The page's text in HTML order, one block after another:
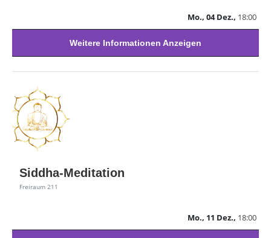
Mo., 04 Dez., 18:00
Weitere Informationen Anzeigen
Siddha-Meditation
Freiraum 211
Mo., 11 Dez., 18:00